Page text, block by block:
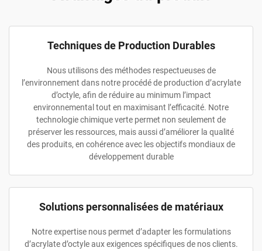
Techniques de Production Durables
Nous utilisons des méthodes respectueuses de
l’environnement dans notre procédé de production d’acrylate
d’octyle, afin de réduire au minimum l’impact
environnemental tout en maximisant l’efficacité. Notre
technologie chimique verte permet non seulement de
préserver les ressources, mais aussi d’améliorer la qualité
des produits, en cohérence avec les objectifs mondiaux de
développement durable
Solutions personnalisées de matériaux
Notre expertise nous permet d’adapter les formulations
d’acrylate d’octyle aux exigences spécifiques de nos clients.